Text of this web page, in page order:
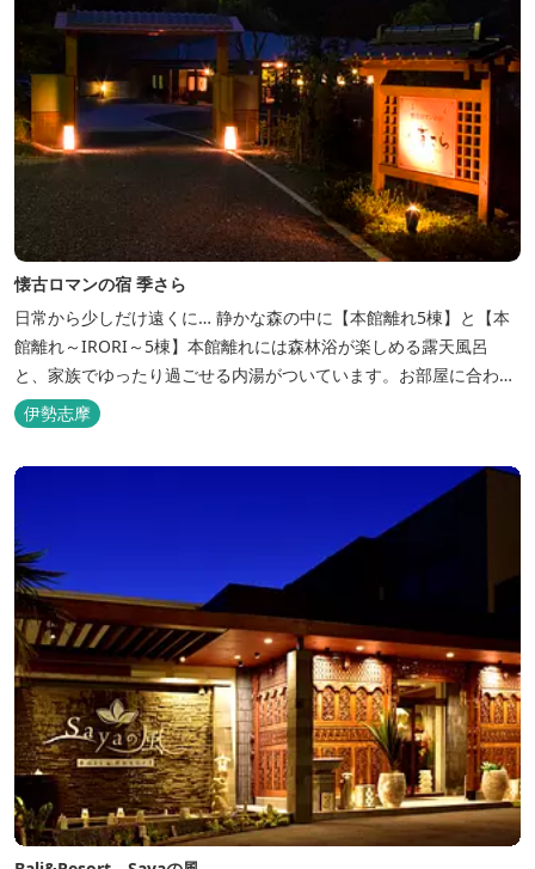
懐古ロマンの宿 季さら
日常から少しだけ遠くに… 静かな森の中に【本館離れ5棟】と【本
館離れ～IRORI～5棟】本館離れには森林浴が楽しめる露天風呂
と、家族でゆったり過ごせる内湯がついています。お部屋に合わせ
た様々なプランがございます。
伊勢志摩